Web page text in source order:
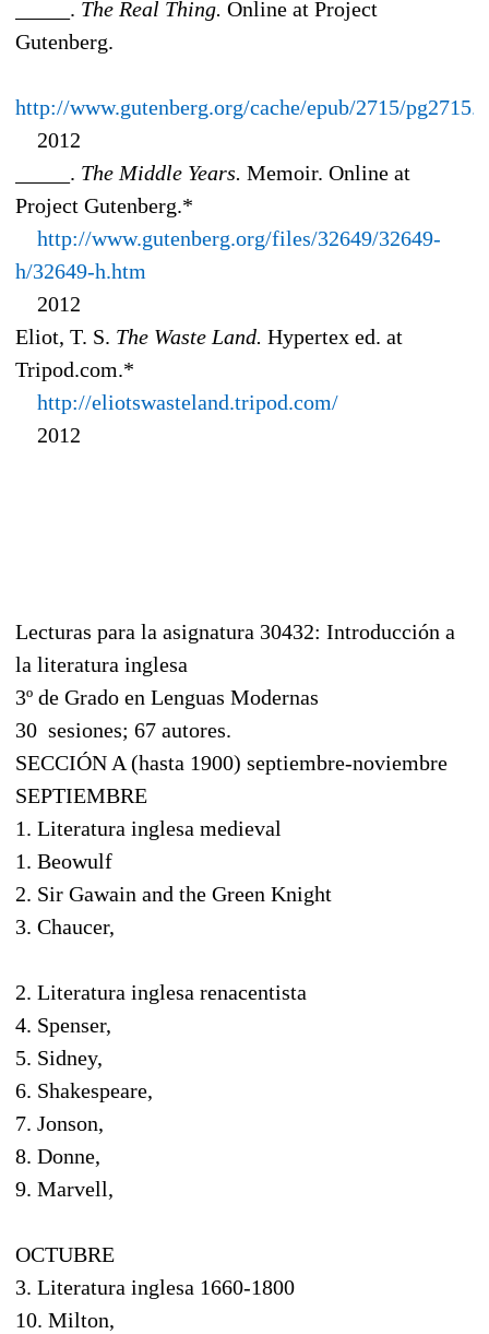
_____. The Real Thing. Online at Project
Gutenberg.
http://www.gutenberg.org/cache/epub/2715/
2012
_____. The Middle Years. Memoir. Online at
Project Gutenberg.*
http://www.gutenberg.org/files/32649/32649-
h/32649-h.htm
2012
Eliot, T. S. The Waste Land. Hypertex ed. at
Tripod.com.*
http://eliotswasteland.tripod.com/
2012
Lecturas para la asignatura 30432: Introducción a
la literatura inglesa
3º de Grado en Lenguas Modernas
30 sesiones; 67 autores.
SECCIÓN A (hasta 1900) septiembre-noviembre
SEPTIEMBRE
1. Literatura inglesa medieval
1. Beowulf
2. Sir Gawain and the Green Knight
3. Chaucer,
2. Literatura inglesa renacentista
4. Spenser,
5. Sidney,
6. Shakespeare,
7. Jonson,
8. Donne,
9. Marvell,
OCTUBRE
3. Literatura inglesa 1660-1800
10. Milton,